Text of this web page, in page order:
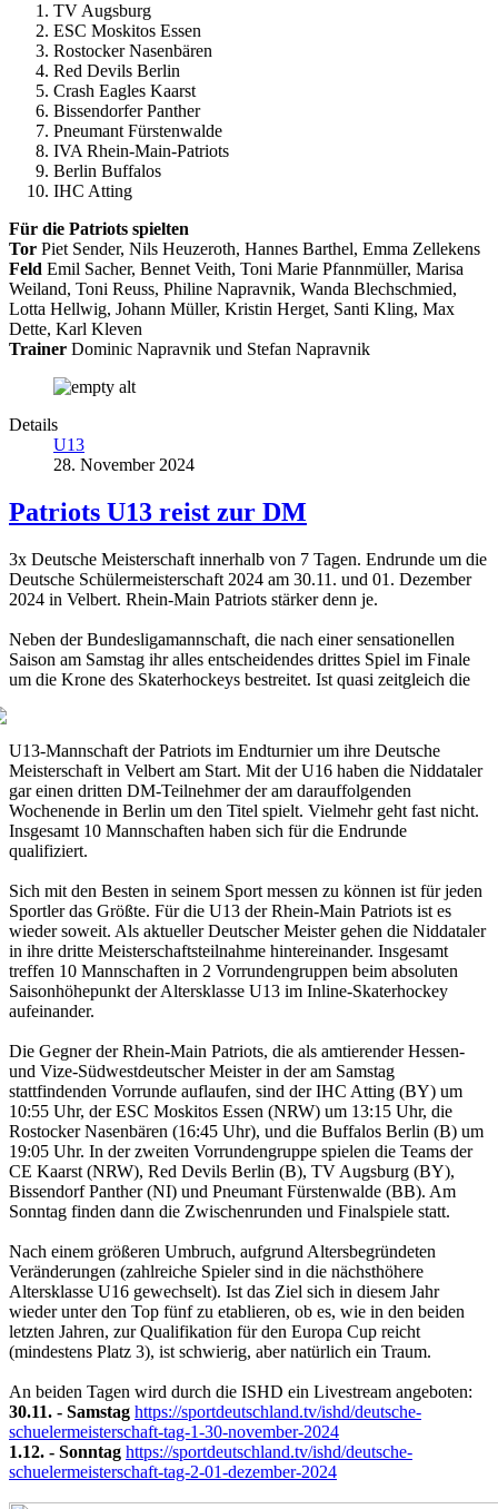
TV Augsburg
ESC Moskitos Essen
Rostocker Nasenbären
Red Devils Berlin
Crash Eagles Kaarst
Bissendorfer Panther
Pneumant Fürstenwalde
IVA Rhein-Main-Patriots
Berlin Buffalos
IHC Atting
Für die Patriots spielten
Tor Piet Sender, Nils Heuzeroth, Hannes Barthel, Emma Zellekens
Feld Emil Sacher, Bennet Veith, Toni Marie Pfannmüller, Marisa
Weiland, Toni Reuss, Philine Napravnik, Wanda Blechschmied,
Lotta Hellwig, Johann Müller, Kristin Herget, Santi Kling, Max
Dette, Karl Kleven
Trainer Dominic Napravnik und Stefan Napravnik
Details
U13
28. November 2024
Patriots U13 reist zur DM
3x Deutsche Meisterschaft innerhalb von 7 Tagen. Endrunde um die
Deutsche Schülermeisterschaft 2024 am 30.11. und 01. Dezember
2024 in Velbert. Rhein-Main Patriots stärker denn je.
Neben der Bundesligamannschaft, die nach einer sensationellen
Saison am Samstag ihr alles entscheidendes drittes Spiel im Finale
um die Krone des Skaterhockeys bestreitet. Ist quasi zeitgleich die
U13-Mannschaft der Patriots im Endturnier um ihre Deutsche
Meisterschaft in Velbert am Start. Mit der U16 haben die Niddataler
gar einen dritten DM-Teilnehmer der am darauffolgenden
Wochenende in Berlin um den Titel spielt. Vielmehr geht fast nicht.
Insgesamt 10 Mannschaften haben sich für die Endrunde
qualifiziert.
Sich mit den Besten in seinem Sport messen zu können ist für jeden
Sportler das Größte. Für die U13 der Rhein-Main Patriots ist es
wieder soweit. Als aktueller Deutscher Meister gehen die Niddataler
in ihre dritte Meisterschaftsteilnahme hintereinander. Insgesamt
treffen 10 Mannschaften in 2 Vorrundengruppen beim absoluten
Saisonhöhepunkt der Altersklasse U13 im Inline-Skaterhockey
aufeinander.
Die Gegner der Rhein-Main Patriots, die als amtierender Hessen-
und Vize-Südwestdeutscher Meister in der am Samstag
stattfindenden Vorrunde auflaufen, sind der IHC Atting (BY) um
10:55 Uhr, der ESC Moskitos Essen (NRW) um 13:15 Uhr, die
Rostocker Nasenbären (16:45 Uhr), und die Buffalos Berlin (B) um
19:05 Uhr. In der zweiten Vorrundengruppe spielen die Teams der
CE Kaarst (NRW), Red Devils Berlin (B), TV Augsburg (BY),
Bissendorf Panther (NI) und Pneumant Fürstenwalde (BB). Am
Sonntag finden dann die Zwischenrunden und Finalspiele statt.
Nach einem größeren Umbruch, aufgrund Altersbegründeten
Veränderungen (zahlreiche Spieler sind in die nächsthöhere
Altersklasse U16 gewechselt). Ist das Ziel sich in diesem Jahr
wieder unter den Top fünf zu etablieren, ob es, wie in den beiden
letzten Jahren, zur Qualifikation für den Europa Cup reicht
(mindestens Platz 3), ist schwierig, aber natürlich ein Traum.
An beiden Tagen wird durch die ISHD ein Livestream angeboten:
30.11. - Samstag https://sportdeutschland.tv/ishd/deutsche-
schuelermeisterschaft-tag-1-30-november-2024
1.12. - Sonntag https://sportdeutschland.tv/ishd/deutsche-
schuelermeisterschaft-tag-2-01-dezember-2024